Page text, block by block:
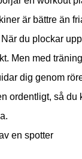
är bättre än
När du plockar
Men med
dig genom
ordentligt, så du
en spotter